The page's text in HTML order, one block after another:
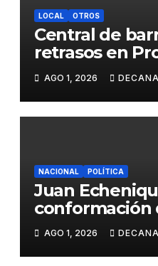
LOCAL OTROS
Central de
retrasos en
de Agua y
Juliaca
AGO 1, 2026
NACIONAL POLÍTICA
Juan
conformación
gabinete
Fujimori
AGO 1, 2026